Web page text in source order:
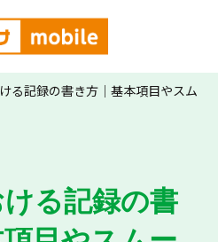
る記録の書き方｜基本項目やスム
る記録の書